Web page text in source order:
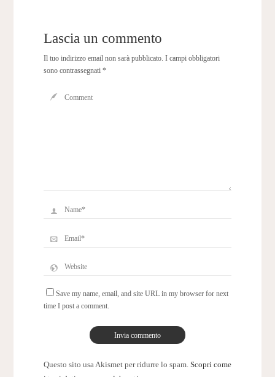
Lascia un commento
Il tuo indirizzo email non sarà pubblicato. I campi obbligatori
sono contrassegnati *
Save my name, email, and site URL in my browser for next
time I post a comment.
Questo sito usa Akismet per ridurre lo spam. Scopri come